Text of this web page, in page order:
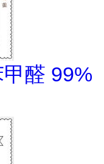
醛 99%